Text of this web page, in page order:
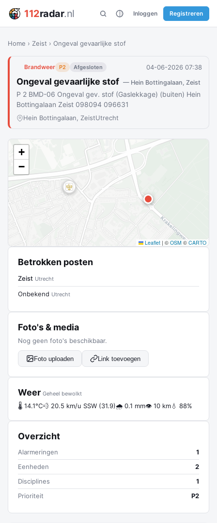
112radar.nl Inloggen Registreren
Home › Zeist › Ongeval gevaarlijke stof
Brandweer P2 Afgesloten 04-06-2026 07:38
Ongeval gevaarlijke stof — Hein Bottingalaan, Zeist
P 2 BMD-06 Ongeval gev. stof (Gaslekkage) (buiten) Hein
Bottingalaan Zeist 098094 096631
Hein Bottingalaan, ZeistUtrecht
+
−
Leaflet | © OSM © CARTO
Betrokken posten
Zeist Utrecht
Onbekend Utrecht
Foto's & media
Nog geen foto's beschikbaar.
Foto uploaden Link toevoegen
Weer Geheel bewolkt
🌡 14.1°C💨 20.5 km/u SSW (31.9)🌧 0.1 mm👁 10 km💧 88%
Overzicht
Alarmeringen
1
Eenheden
2
Disciplines
1
Prioriteit
P2